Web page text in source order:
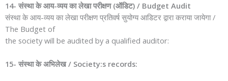
14- संस्था के आय-व्यय का लेखा परीक्षण (ऑडिट) / Budget Audit
संस्था के आय-व्यय का लेखा परीक्षण प्रतिवर्ष सुयोग्य आडिटर द्वारा कराया जायेगा /
The Budget of
the society will be audited by a qualified auditor:
15- संस्था के अभिलेख / Society:s records: